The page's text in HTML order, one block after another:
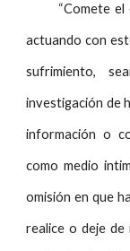
“Comete el
actuando con
sufrimiento,
investigación de
información o
como medio
omisión en que
realice o deje